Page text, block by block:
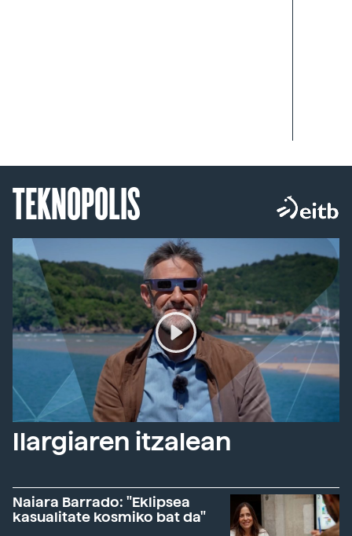
TEKNOPOLIS
Ilargiaren itzalean
Naiara Barrado: "Eklipsea
kasualitate kosmiko bat da"